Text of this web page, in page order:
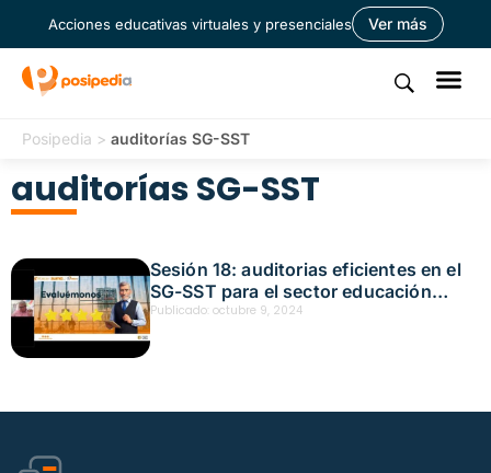
Acciones educativas virtuales y presenciales Ver más
Posipedia > auditorías SG-SST
auditorías SG-SST
Sesión 18: auditorias eficientes en el
SG-SST para el sector educación
Fecha: octubre 9, 2024
Publicado: octubre 9, 2024